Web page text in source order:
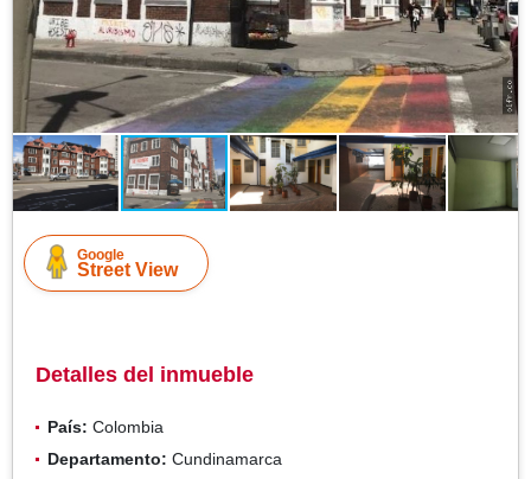
Google
Street View
Detalles del inmueble
País: Colombia
Departamento: Cundinamarca